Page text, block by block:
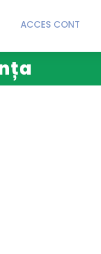
ACCES CONT